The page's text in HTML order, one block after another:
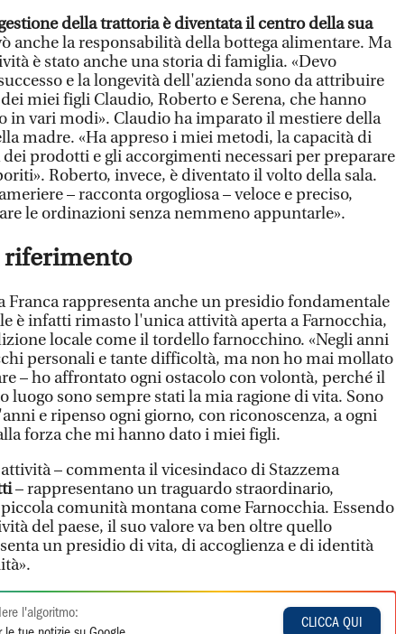
della trattoria è diventata il centro della sua
anche la responsabilità della bottega alimentare. Ma
è stato anche una storia di famiglia. «Devo
e la longevità dell'azienda sono da attribuire
miei figli Claudio, Roberto e Serena, che hanno
in vari modi». Claudio ha imparato il mestiere della
madre. «Ha appreso i miei metodi, la capacità di
prodotti e gli accorgimenti necessari per preparare
Roberto, invece, è diventato il volto della sala.
– racconta orgogliosa – veloce e preciso,
le ordinazioni senza nemmeno appuntarle».
riferimento
Franca rappresenta anche un presidio fondamentale
è infatti rimasto l'unica attività aperta a Farnocchia,
locale come il tordello farnocchino. «Negli anni
personali e tante difficoltà, ma non ho mai mollato
– ho affrontato ogni ostacolo con volontà, perché il
luogo sono sempre stati la mia ragione di vita. Sono
e ripenso ogni giorno, con riconoscenza, a ogni
forza che mi hanno dato i miei figli.
– commenta il vicesindaco di Stazzema
– rappresentano un traguardo straordinario,
comunità montana come Farnocchia. Essendo
del paese, il suo valore va ben oltre quello
un presidio di vita, di accoglienza e di identità
l'algoritmo:
CLICCA QUI